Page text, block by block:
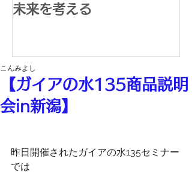
未来を考える
【ガイアの水135商品説明
会in新潟】
こんみよし
昨日開催されたガイアの水135セミナー
では